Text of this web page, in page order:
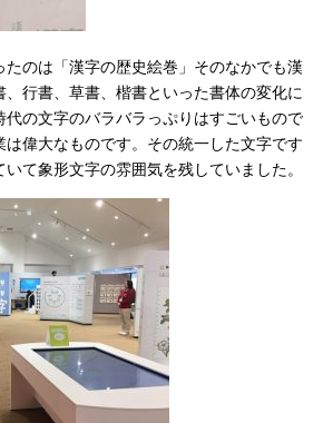
のは「漢字の歴史絵巻」そのなかでも漢
行書、草書、楷書といった書体の変化に
代の文字のバラバラっぷりはすごいもので
偉大なものです。その統一した文字です
て象形文字の雰囲気を残していました。